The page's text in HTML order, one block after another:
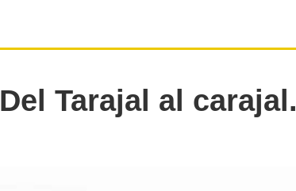
Del Tarajal al carajal.